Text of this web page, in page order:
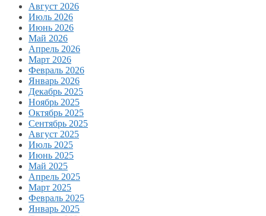
Август 2026
Июль 2026
Июнь 2026
Май 2026
Апрель 2026
Март 2026
Февраль 2026
Январь 2026
Декабрь 2025
Ноябрь 2025
Октябрь 2025
Сентябрь 2025
Август 2025
Июль 2025
Июнь 2025
Май 2025
Апрель 2025
Март 2025
Февраль 2025
Январь 2025